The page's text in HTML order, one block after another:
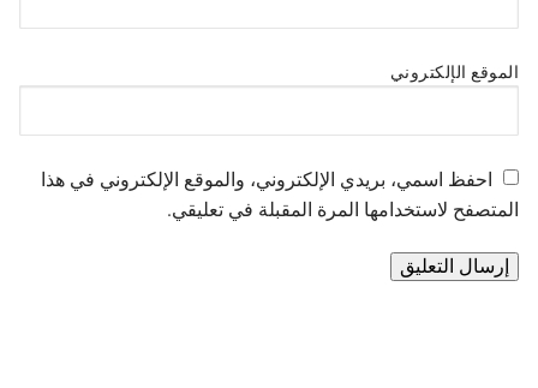
الموقع الإلكتروني
احفظ اسمي، بريدي الإلكتروني، والموقع الإلكتروني في هذا
المتصفح لاستخدامها المرة المقبلة في تعليقي.